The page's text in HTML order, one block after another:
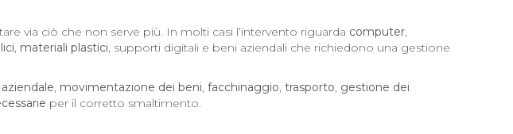
via ciò che non serve più. In molti casi l’intervento riguarda computer,
, materiali plastici, supporti digitali e beni aziendali che richiedono una gestione
, movimentazione dei beni, facchinaggio, trasporto, gestione dei
per il corretto smaltimento.